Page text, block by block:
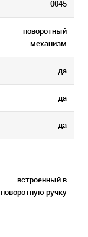
0045
поворотный
механизм
да
да
да
встроенный в
поворотную ручку